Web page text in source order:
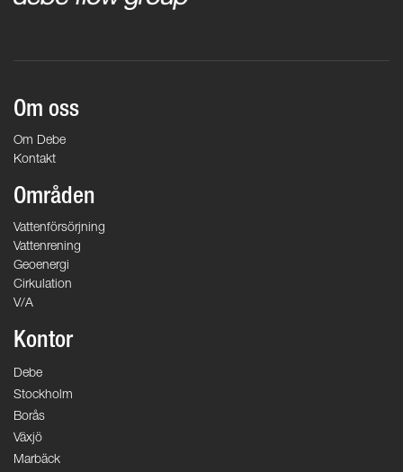
Om oss
Om Debe
Kontakt
Områden
Vattenförsörjning
Vattenrening
Geoenergi
Cirkulation
V/A
Kontor
Debe
Stockholm
Borås
Växjö
Marbäck